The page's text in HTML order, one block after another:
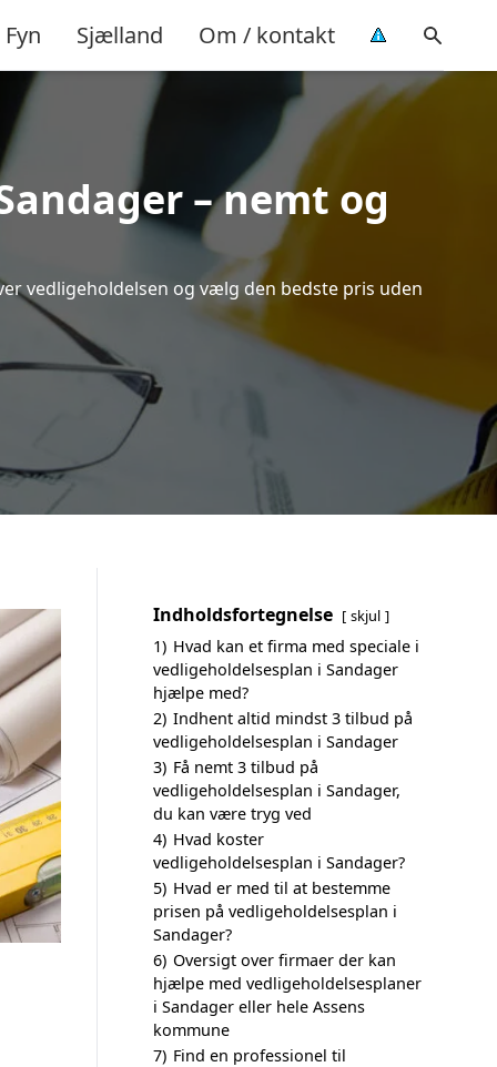
Fyn Sjælland Om / kontakt
– nemt og
vedligeholdelsen og vælg den bedste pris uden
Indholdsfortegnelse skjul
1) Hvad kan et firma med speciale i
vedligeholdelsesplan i Sandager
hjælpe med?
2) Indhent altid mindst 3 tilbud på
vedligeholdelsesplan i Sandager
3) Få nemt 3 tilbud på
vedligeholdelsesplan i Sandager,
du kan være tryg ved
4) Hvad koster
vedligeholdelsesplan i Sandager?
5) Hvad er med til at bestemme
prisen på vedligeholdelsesplan i
Sandager?
6) Oversigt over firmaer der kan
hjælpe med vedligeholdelsesplaner
i Sandager eller hele Assens
kommune
7) Find en professionel til